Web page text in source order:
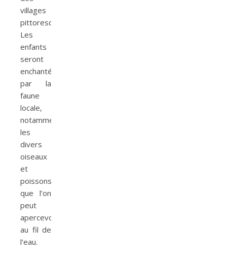
villages
pittoresques.
Les
enfants
seront
enchantés
par la
faune
locale,
notamment
les
divers
oiseaux
et
poissons
que l’on
peut
apercevoir
au fil de
l’eau.